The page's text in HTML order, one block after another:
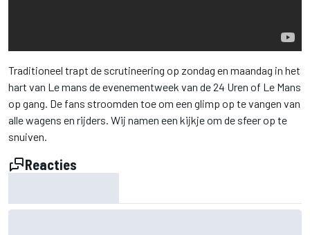
Traditioneel trapt de scrutineering op zondag en maandag in het
hart van Le mans de evenementweek van de 24 Uren of Le Mans
op gang. De fans stroomden toe om een glimp op te vangen van
alle wagens en rijders. Wij namen een kijkje om de sfeer op te
snuiven.
Reacties